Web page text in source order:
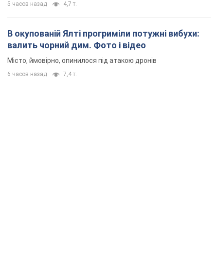
5 часов назад 4,7 т.
В окупованій Ялті прогриміли потужні вибухи:
валить чорний дим. Фото і відео
Місто, ймовірно, опинилося під атакою дронів
6 часов назад 7,4 т.